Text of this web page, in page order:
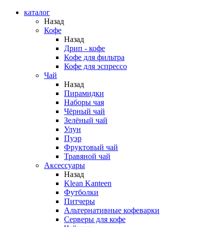
каталог
Назад
Кофе
Назад
Дрип - кофе
Кофе для фильтра
Кофе для эспрессо
Чай
Назад
Пирамидки
Наборы чая
Чёрный чай
Зелёный чай
Улун
Пуэр
Фруктовый чай
Травяной чай
Аксессуары
Назад
Klean Kanteen
Футболки
Питчеры
Альтернативные кофеварки
Серверы для кофе